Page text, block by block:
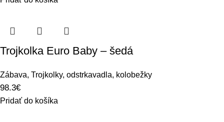
Trojkolka Euro Baby – šedá
Zábava, Trojkolky, odstrkavadla, kolobežky
98.3€
Pridať do košíka